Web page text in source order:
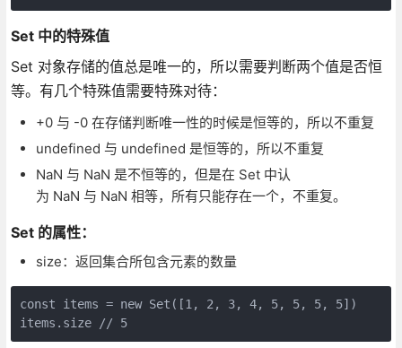
Set 中的特殊值
Set 对象存储的值总是唯一的，所以需要判断两个值是否恒
等。有几个特殊值需要特殊对待：
+0 与 -0 在存储判断唯一性的时候是恒等的，所以不重复
undefined 与 undefined 是恒等的，所以不重复
NaN 与 NaN 是不恒等的，但是在 Set 中认
为 NaN 与 NaN 相等，所有只能存在一个，不重复。
Set 的属性：
size：返回集合所包含元素的数量
const items = new Set([1, 2, 3, 4, 5, 5, 5, 5])
items.size // 5